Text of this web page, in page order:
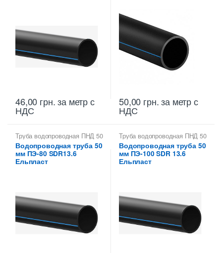
46,00 грн. за метр с
НДС
50,00 грн. за метр с
НДС
Труба водопроводная ПНД 50
мм
Водопроводная труба 50
мм ПЭ-80 SDR13.6
Ельпласт
Труба водопроводная ПНД 50
мм
Водопроводная труба 50
мм ПЭ-100 SDR 13.6
Ельпласт